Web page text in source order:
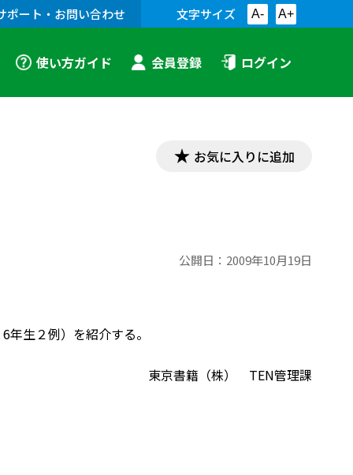
ポート・お問い合わせ 文字サイズ A- A+
使い方ガイド 会員登録 ログイン
お気に入りに追加
公開日： 2009年10月19日
生２例）を紹介する。
東京書籍（株） TEN管理課